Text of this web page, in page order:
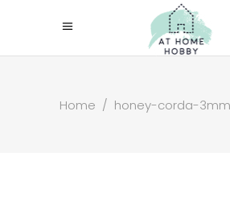
Home / honey-corda-3mm